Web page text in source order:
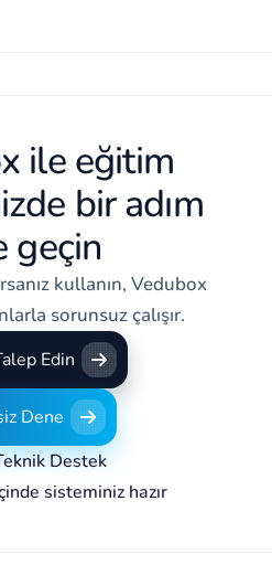
ile eğitim
bir adım
geçin
kullanın, Vedubox
sorunsuz çalışır.
Edin
Edin
Dene
Dene
Destek
sisteminiz hazır